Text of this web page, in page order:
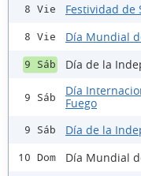
8 Vie Festividad de
8 Vie Día Mundial
9 Sáb Día de la
9 Sáb
Día
Fuego
9 Sáb Día de la
10 Dom Día Mundial